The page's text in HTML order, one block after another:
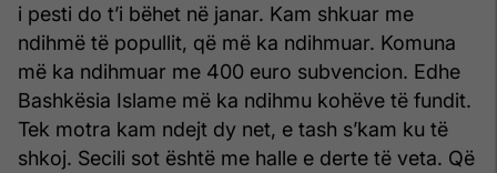
i pesti do t’i bëhet në janar. Kam shkuar me
ndihmë të popullit, që më ka ndihmuar. Komuna
më ka ndihmuar me 400 euro subvencion. Edhe
Bashkësia Islame më ka ndihmu kohëve të fundit.
Tek motra kam ndejt dy net, e tash s’kam ku të
shkoj. Secili sot është me halle e derte të veta. Që